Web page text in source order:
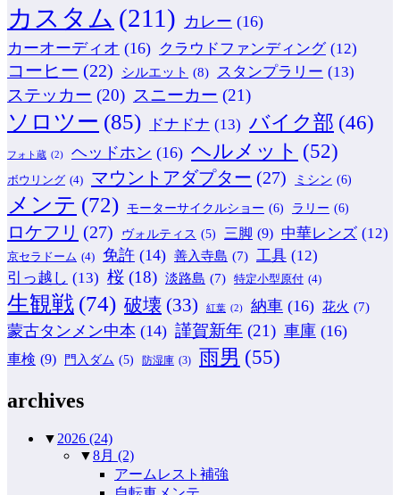
カスタム (211) カレー (16)
カーオーディオ (16) クラウドファンディング (12)
コーヒー (22) シルエット (8) スタンプラリー (13)
ステッカー (20) スニーカー (21)
ソロツー (85) ドナドナ (13) バイク部 (46)
フォト蔵 (2) ヘッドホン (16) ヘルメット (52)
ボウリング (4) マウントアダプター (27) ミシン (6)
メンテ (72) モーターサイクルショー (6) ラリー (6)
ロケフリ (27) ヴォルティス (5) 三脚 (9) 中華レンズ (12)
京セラドーム (4) 免許 (14) 善入寺島 (7) 工具 (12)
引っ越し (13) 桜 (18) 淡路島 (7) 特定小型原付 (4)
生観戦 (74) 破壊 (33) 紅葉 (2) 納車 (16) 花火 (7)
蒙古タンメン中本 (14) 謹賀新年 (21) 車庫 (16)
車検 (9) 門入ダム (5) 防湿庫 (3) 雨男 (55)
archives
▼ 2026 (24)
▼8月 (2)
アームレスト補強